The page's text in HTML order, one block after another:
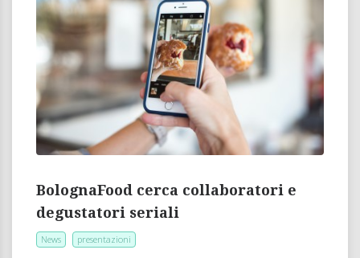
BolognaFood cerca collaboratori e
degustatori seriali
News presentazioni